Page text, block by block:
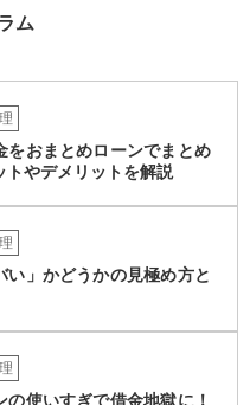
ム
をおまとめローンでまとめ
トやデメリットを解説
い」かどうかの見極め方と
の使いすぎで借金地獄に！